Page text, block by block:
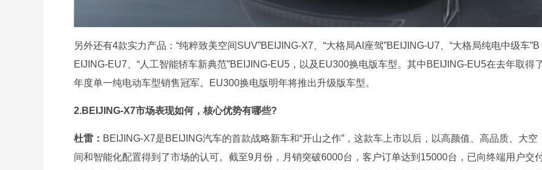
另外还有4款实力产品：“纯粹致美空间SUV”BEIJING-X7、“大格局AI座驾”BEIJING-U7、“大格局纯电中级车”B
EIJING-EU7、“人工智能轿车新典范”BEIJING-EU5，以及EU300换电版车型。其中BEIJING-EU5在去年取得
年度单一纯电动车型销售冠军。EU300换电版明年将推出升级版车型。
2.BEIJING-X7市场表现如何，核心优势有哪些?
杜雷： BEIJING-X7是BEIJING汽车的首款战略新车和“开山之作”，这款车上市以后，以高颜值、高品质、大空
间和智能化配置得到了市场的认可。截至9月份，月销突破6000台，客户订单达到15000台，已向终端用户交